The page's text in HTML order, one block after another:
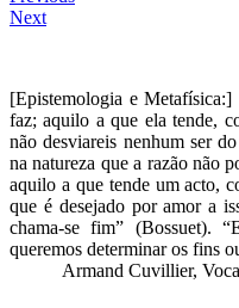
Next
[Epistemologia e
faz; aquilo a que ela tende,
não desviareis nenhum ser
na natureza que a razão não
aquilo a que tende um acto,
que é desejado por amor a
chama-se fim” (Bossuet).
queremos determinar os fins
Armand Cuvillier,